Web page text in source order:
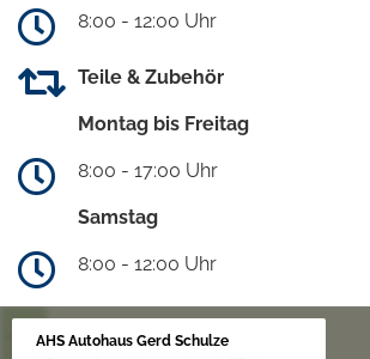
8:00 - 12:00 Uhr
Teile & Zubehör
Montag bis Freitag
8:00 - 17:00 Uhr
Samstag
8:00 - 12:00 Uhr
AHS Autohaus Gerd Schulze